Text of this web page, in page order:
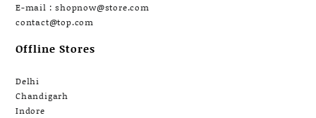
E-mail : shopnow@store.com
contact@top.com
Offline Stores
Delhi
Chandigarh
Indore